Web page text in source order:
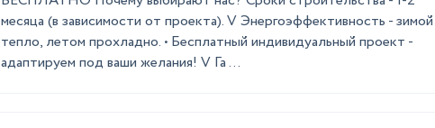
месяца (в зависимости от проекта). V Энергоэффективность - зимой
тепло, летом прохладно. • Бесплатный индивидуальный проект -
адаптируем под ваши желания! V Га ...